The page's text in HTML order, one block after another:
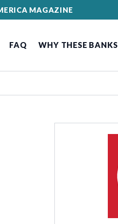
MAGAZINE
FAQ WHY THESE BANKS